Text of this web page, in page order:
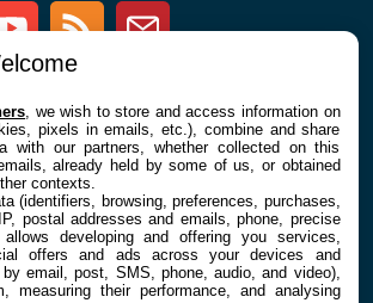
Youtube RSS Newsletter
CGU
À PROPOS
Contact
, we wish to store and access information on
pixels in emails, etc.), combine and share
with our partners, whether collected on this
already held by some of us, or obtained
contexts.
(identifiers, browsing, preferences, purchases,
postal addresses and emails, phone, precise
developing and offering you services,
offers and ads across your devices and
email, post, SMS, phone, audio, and video),
measuring their performance, and analysing